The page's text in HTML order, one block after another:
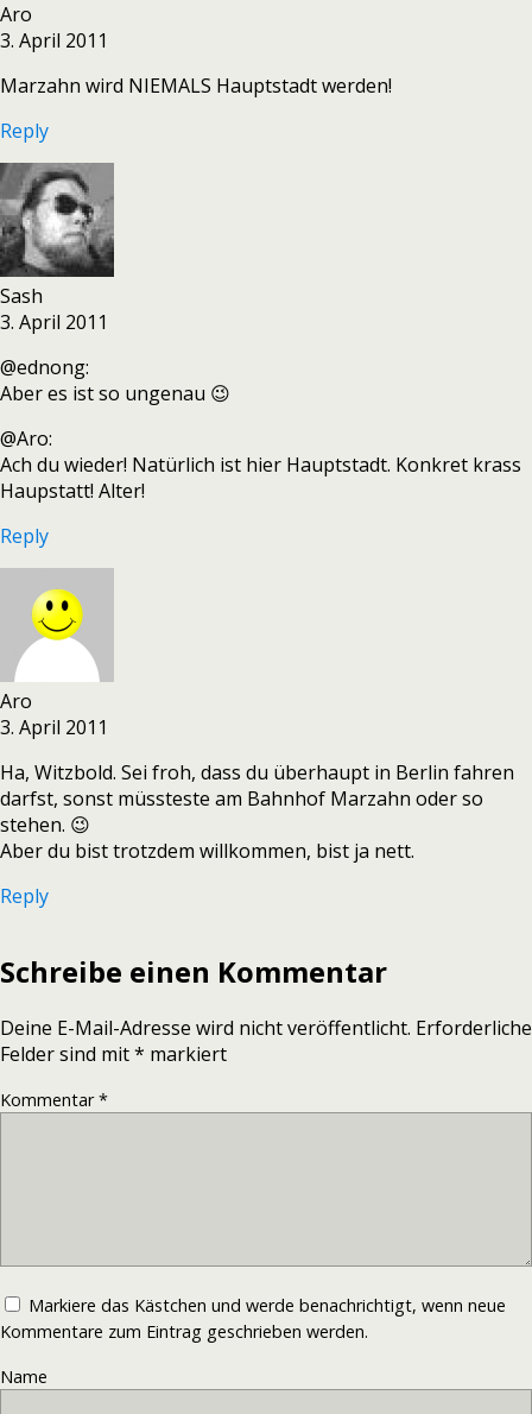
Aro
3. April 2011
Marzahn wird NIEMALS Hauptstadt werden!
Reply
Sash
3. April 2011
@ednong:
Aber es ist so ungenau 😉
@Aro:
Ach du wieder! Natürlich ist hier Hauptstadt. Konkret krass
Haupstatt! Alter!
Reply
Aro
3. April 2011
Ha, Witzbold. Sei froh, dass du überhaupt in Berlin fahren
darfst, sonst müssteste am Bahnhof Marzahn oder so
stehen. 😉
Aber du bist trotzdem willkommen, bist ja nett.
Reply
Schreibe einen Kommentar
Deine E-Mail-Adresse wird nicht veröffentlicht. Erforderliche
Felder sind mit* markiert
Kommentar*
Markiere das Kästchen und werde benachrichtigt, wenn neue
Kommentare zum Eintrag geschrieben werden.
Name